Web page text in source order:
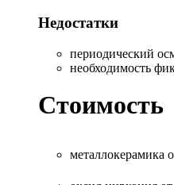
Недостатки
периодический
необходимость
Стоимость
металлокерамика